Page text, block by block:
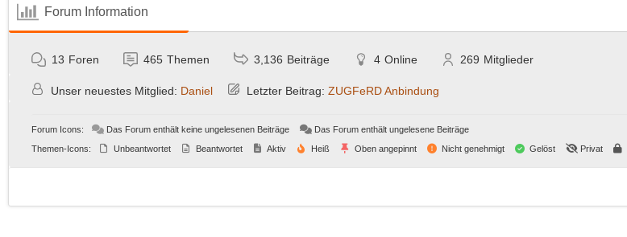
Forum Information
13 Foren 465 Themen 3,136 Beiträge 4 Online 269 Mitglieder
Unser neuestes Mitglied: Daniel Letzter Beitrag: ZUGFeRD Anbindung
Forum Icons: Das Forum enthält keine ungelesenen Beiträge
Das Forum enthält ungelesene Beiträge
Themen-Icons:
Unbeantwortet Beantwortet Aktiv Heiß Oben angepinnt Nicht genehmigt Gelöst Privat